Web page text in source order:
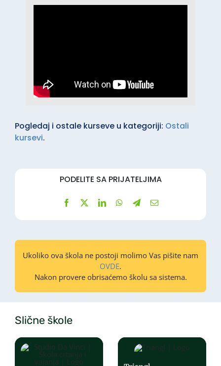
Pogledaj i ostale kurseve u kategoriji: Ostali
kursevi.
PODELITE SA PRIJATELJIMA
Ukoliko ova škola ne postoji molimo Vas pišite nam
OVDE.
Nakon provere obrisaćemo školu sa sistema.
Slične škole